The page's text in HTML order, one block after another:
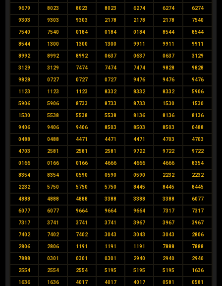
9679 8023 8023 8023 6274 6274 6274
9303 9303 9303 2178 2178 2178 7540
7540 7540 0184 0184 0184 8544 8544
8544 1300 1300 1300 9911 9911 9911
8992 8992 8992 0637 0637 0637 3129
3129 3129 7474 7474 7474 9828 9828
9828 0727 0727 0727 9476 9476 9476
1123 1123 1123 8332 8332 8332 5906
5906 5906 8733 8733 8733 1530 1530
1530 5538 5538 5538 8136 8136 8136
9406 9406 9406 8503 8503 8503 0488
0488 0488 4471 4471 4471 4703 4703
4703 2581 2581 2581 9722 9722 9722
0166 0166 0166 4666 4666 4666 8354
8354 8354 0590 0590 0590 2232 2232
2232 5750 5750 5750 8445 8445 8445
4888 4888 4888 3388 3388 3388 6077
6077 6077 9664 9664 9664 7317 7317
7317 3741 3741 3741 3967 3967 3967
7402 7402 7402 3043 3043 3043 2806
2806 2806 1191 1191 1191 7888 7888
7888 0301 0301 0301 2940 2940 2940
2554 2554 2554 5195 5195 5195 1636
1636 1636 4017 4017 4017 0581 0581